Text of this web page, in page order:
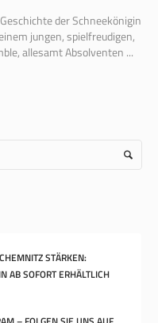
der Schneekönigin
jungen, spielfreudigen,
allesamt Absolventen ...
STÄRKEN:
AB SOFORT ERHÄLTLICH